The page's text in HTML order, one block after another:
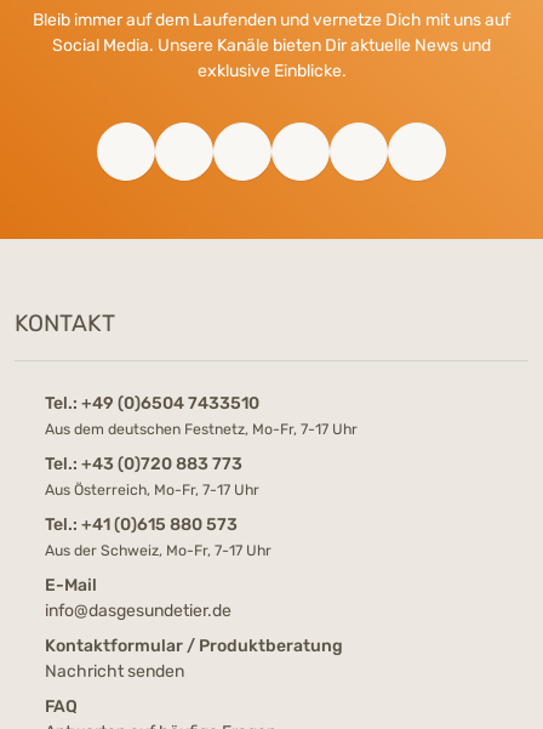
Bleib immer auf dem Laufenden und vernetze Dich mit uns auf
Social Media. Unsere Kanäle bieten Dir aktuelle News und
exklusive Einblicke.
KONTAKT
Tel.: +49 (0)6504 7433510
Aus dem deutschen Festnetz, Mo-Fr, 7-17 Uhr
Tel.: +43 (0)720 883 773
Aus Österreich, Mo-Fr, 7-17 Uhr
Tel.: +41 (0)615 880 573
Aus der Schweiz, Mo-Fr, 7-17 Uhr
E-Mail
info@dasgesundetier.de
Kontaktformular / Produktberatung
Nachricht senden
FAQ